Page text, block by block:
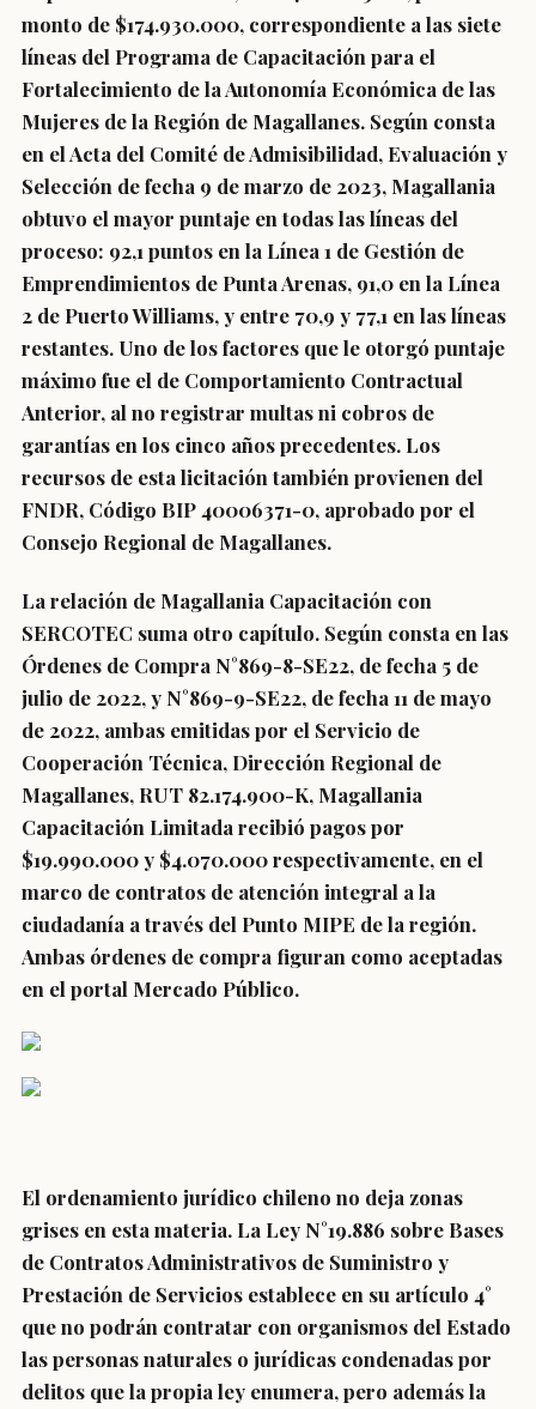
monto de $174.930.000, correspondiente a las siete
líneas del Programa de Capacitación para el
Fortalecimiento de la Autonomía Económica de las
Mujeres de la Región de Magallanes. Según consta
en el Acta del Comité de Admisibilidad, Evaluación y
Selección de fecha 9 de marzo de 2023, Magallania
obtuvo el mayor puntaje en todas las líneas del
proceso: 92,1 puntos en la Línea 1 de Gestión de
Emprendimientos de Punta Arenas, 91,0 en la Línea
2 de Puerto Williams, y entre 70,9 y 77,1 en las líneas
restantes. Uno de los factores que le otorgó puntaje
máximo fue el de Comportamiento Contractual
Anterior, al no registrar multas ni cobros de
garantías en los cinco años precedentes. Los
recursos de esta licitación también provienen del
FNDR, Código BIP 40006371-0, aprobado por el
Consejo Regional de Magallanes.
La relación de Magallania Capacitación con
SERCOTEC suma otro capítulo. Según consta en las
Órdenes de Compra N°869-8-SE22, de fecha 5 de
julio de 2022, y N°869-9-SE22, de fecha 11 de mayo
de 2022, ambas emitidas por el Servicio de
Cooperación Técnica, Dirección Regional de
Magallanes, RUT 82.174.900-K, Magallania
Capacitación Limitada recibió pagos por
$19.990.000 y $4.070.000 respectivamente, en el
marco de contratos de atención integral a la
ciudadanía a través del Punto MIPE de la región.
Ambas órdenes de compra figuran como aceptadas
en el portal Mercado Público.
El ordenamiento jurídico chileno no deja zonas
grises en esta materia. La Ley N°19.886 sobre Bases
de Contratos Administrativos de Suministro y
Prestación de Servicios establece en su artículo 4°
que no podrán contratar con organismos del Estado
las personas naturales o jurídicas condenadas por
delitos que la propia ley enumera, pero además la